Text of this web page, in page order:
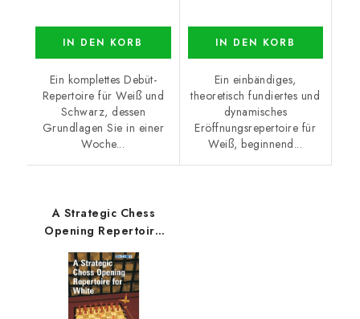
IN DEN KORB
Ein komplettes Debüt-
Repertoire für Weiß und
Schwarz, dessen
Grundlagen Sie in einer
Woche...
IN DEN KORB
Ein einbändiges,
theoretisch fundiertes und
dynamisches
Eröffnungsrepertoire für
Weiß, beginnend...
A Strategic Chess
Opening Repertoire